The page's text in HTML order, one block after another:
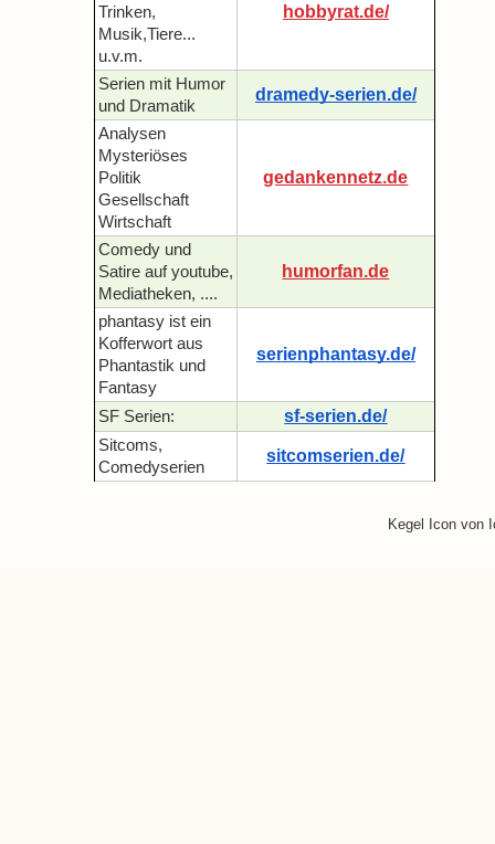
Trinken,
Musik,Tiere...
u.v.m.
hobbyrat.de/
Serien mit Humor
und Dramatik
dramedy-serien.de/
Analysen
Mysteriöses
Politik
Gesellschaft
Wirtschaft
gedankennetz.de
Comedy und
Satire auf youtube,
Mediatheken, ....
humorfan.de
phantasy ist ein
Kofferwort aus
Phantastik und
Fantasy
serienphantasy.de/
SF Serien: sf-serien.de/
Sitcoms,
Comedyserien
sitcomserien.de/
Kegel Icon von